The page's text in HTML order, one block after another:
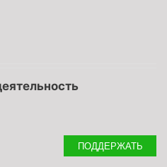
ПОДДЕРЖАТЬ